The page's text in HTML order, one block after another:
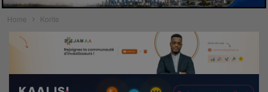
Home Korite